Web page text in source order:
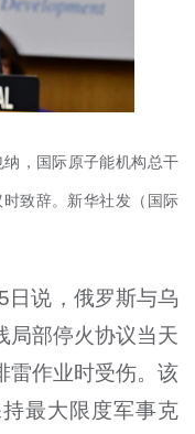
，国际原子能机构总干
致辞。新华社发（国际
日说，俄罗斯与乌
局部停火协议当天
雷作业时受伤。该
最大限度军事克